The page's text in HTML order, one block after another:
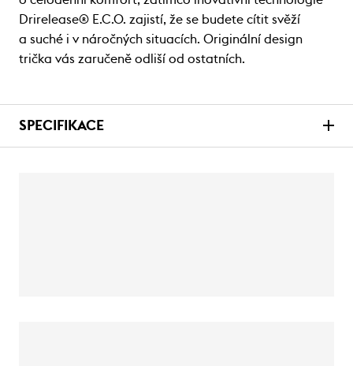
Drirelease® E.C.O. zajistí, že se budete cítit svěží
a suché i v náročných situacích. Originální design
trička vás zaručeně odliší od ostatních.
SPECIFIKACE